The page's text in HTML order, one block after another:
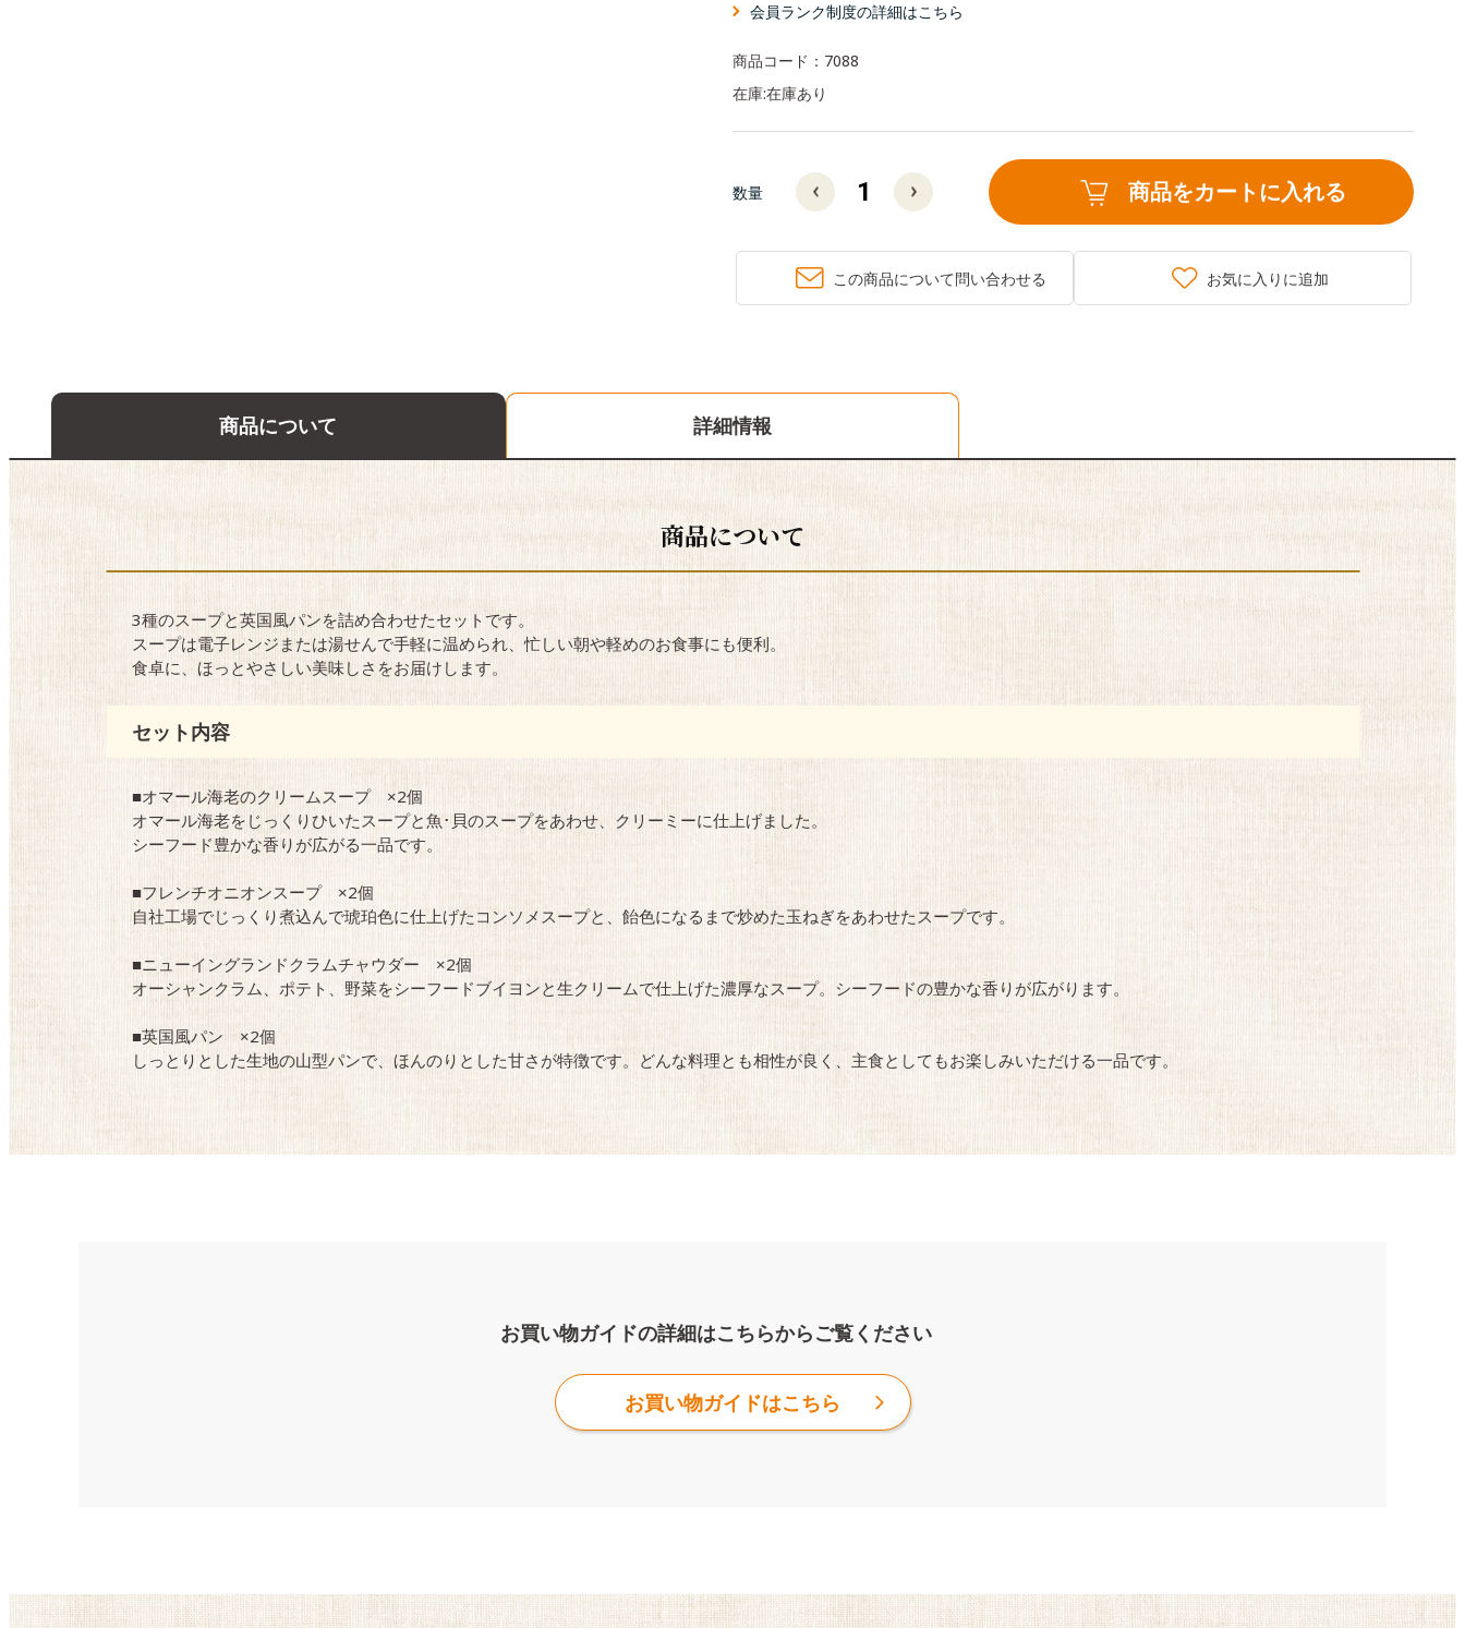
商品コード： 7088
在庫:在庫あり
数量 商品をカートに入れる
この商品について問い合わせる お気に入りに追加
会員ランク制度の詳細はこちら
商品について 詳細情報
商品について
3種のスープと英国風パンを詰め合わせたセットです。
スープは電子レンジまたは湯せんで手軽に温められ、忙しい朝や軽めのお食事にも便利。
食卓に、ほっとやさしい美味しさをお届けします。
セット内容
■オマール海老のクリームスープ ×2個
オマール海老をじっくりひいたスープと魚･貝のスープをあわせ、クリーミーに仕上げました。
シーフード豊かな香りが広がる一品です。
■フレンチオニオンスープ ×2個
自社工場でじっくり煮込んで琥珀色に仕上げたコンソメスープと、飴色になるまで炒めた玉ねぎをあわせたスープです。
■ニューイングランドクラムチャウダー ×2個
オーシャンクラム、ポテト、野菜をシーフードブイヨンと生クリームで仕上げた濃厚なスープ。シーフードの豊かな香りが広がります。
■英国風パン ×2個
しっとりとした生地の山型パンで、ほんのりとした甘さが特徴です。どんな料理とも相性が良く、主食としてもお楽しみいただける一品です。
お買い物ガイドの詳細はこちらからご覧ください
お買い物ガイドはこちら